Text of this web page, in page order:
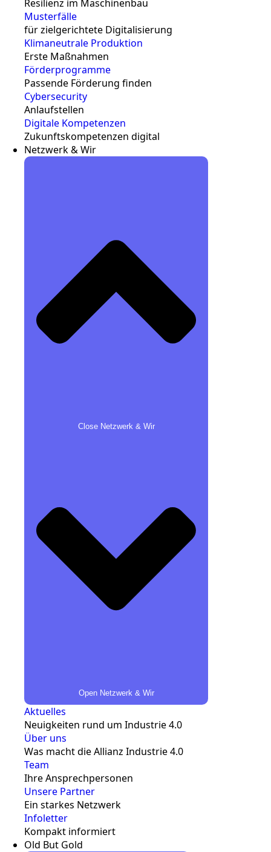
Resilienz im Maschinenbau
Musterfälle
für zielgerichtete Digitalisierung
Klimaneutrale Produktion
Erste Maßnahmen
Förderprogramme
Passende Förderung finden
Cybersecurity
Anlaufstellen
Digitale Kompetenzen
Zukunftskompetenzen digital
Netzwerk & Wir
Close Netzwerk & Wir
Open Netzwerk & Wir
Aktuelles
Neuigkeiten rund um Industrie 4.0
Über uns
Was macht die Allianz Industrie 4.0
Team
Ihre Ansprechpersonen
Unsere Partner
Ein starkes Netzwerk
Infoletter
Kompakt informiert
Old But Gold